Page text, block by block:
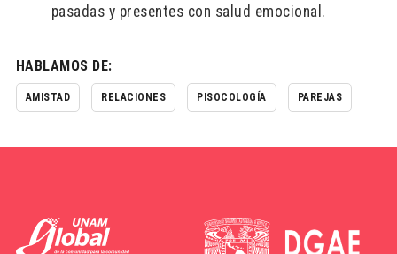
pasadas y presentes con salud emocional.
HABLAMOS DE:
AMISTAD RELACIONES PISOCOLOGÍA PAREJAS